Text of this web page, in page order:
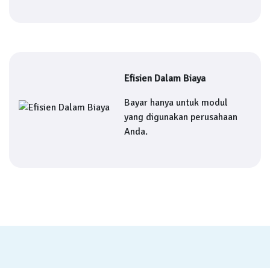
Efisien Dalam Biaya
Bayar hanya untuk modul
yang digunakan perusahaan
Anda.